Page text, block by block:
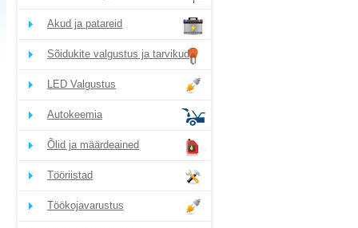
Akud ja patareid
Sõidukite valgustus ja tarvikud
LED Valgustus
Autokeemia
Õlid ja määrdeained
Tööriistad
Töökojavarustus